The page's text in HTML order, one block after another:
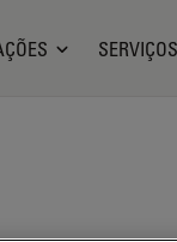
SERVIÇOS